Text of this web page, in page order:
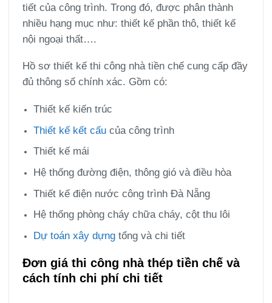
tiết của công trình. Trong đó, được phân thành
nhiều hạng mục như: thiết kế phần thô, thiết kế
nội ngoại thất….
Hồ sơ thiết kế thi công nhà tiền chế cung cấp đầy
đủ thông số chính xác. Gồm có:
Thiết kế kiến trúc
Thiết kế kết cấu của công trình
Thiết kế mái
Hệ thống đường điện, thông gió và điều hòa
Thiết kế điện nước công trình Đà Nẵng
Hệ thống phòng cháy chữa cháy, cột thu lôi
Dự toán xây dựng tổng và chi tiết
Đơn giá thi công nhà thép tiền chế và
cách tính chi phí chi tiết